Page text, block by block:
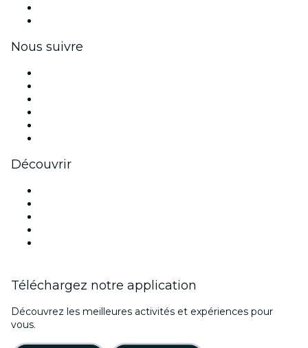
Nous suivre
Découvrir
Téléchargez notre application
Découvrez les meilleures activités et expériences pour
vous.